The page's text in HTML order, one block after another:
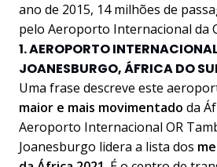
ano de 2015, 14 milhões de
pelo Aeroporto Internacional da
1. AEROPORTO
JOANESBURGO, ÁFRICA DO
Uma frase descreve este
maior e mais movimentado da
Aeroporto Internacional OR
Joanesburgo lidera a lista dos